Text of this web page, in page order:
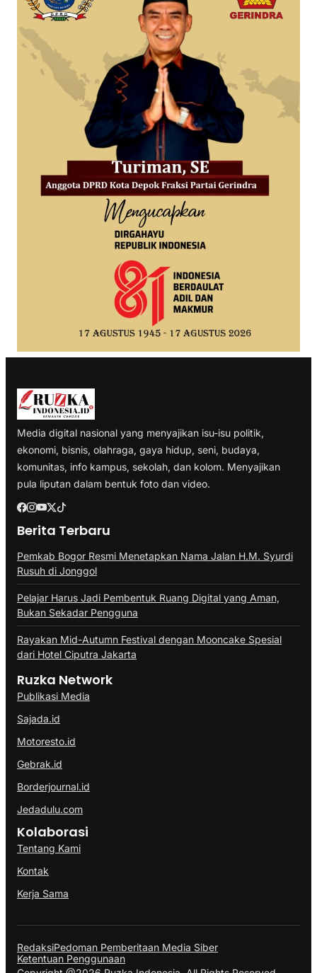
Media digital nasional yang menyajikan isu-isu politik,
ekonomi, bisnis, olahraga, gaya hidup, seni, budaya,
komunitas, info kampus, sekolah, dan kolom. Menyajikan
pula liputan dalam bentuk foto dan video.
Berita Terbaru
Pemkab Bogor Resmi Menetapkan Nama Jalan H.M. Syurdi
Rusuh di Jonggol
Pelajar Harus Jadi Pembentuk Ruang Digital yang Aman,
Bukan Sekadar Pengguna
Rayakan Mid-Autumn Festival dengan Mooncake Spesial
dari Hotel Ciputra Jakarta
Ruzka Network
Publikasi Media
Sajada.id
Motoresto.id
Gebrak.id
Borderjournal.id
Jedadulu.com
Kolaborasi
Tentang Kami
Kontak
Kerja Sama
RedaksiPedoman Pemberitaan Media Siber
Ketentuan Penggunaan